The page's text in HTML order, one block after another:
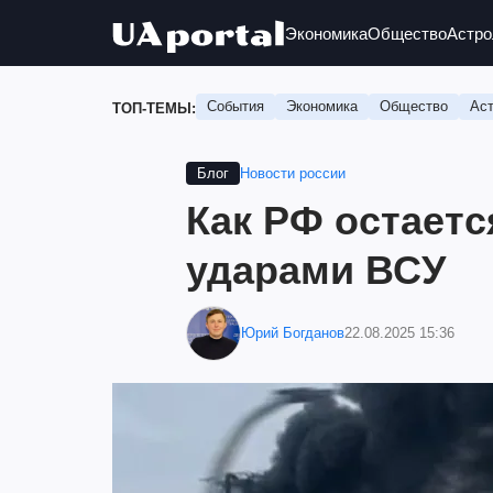
ЭкономикаОбщество
ТОП-ТЕМЫ: События Экономика Общество
Блог Новости россии
Как РФ
ударами ВСУ
Юрий Богданов22.08.2025 15:36